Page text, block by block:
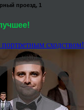
проезд, 1
портретным сходством!